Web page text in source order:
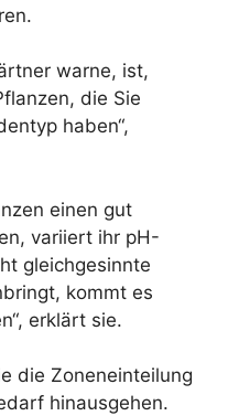
warne, ist,
die Sie
haben“,
einen gut
variiert ihr pH-
gleichgesinnte
kommt es
erklärt sie.
die Zoneneinteilung
hinausgehen.